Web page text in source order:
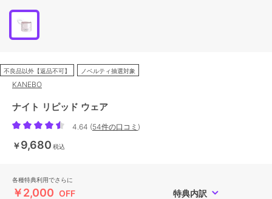
不良品以外【返品不可】 ノベルティ抽選対象
KANEBO
ナイト リピッド ウェア
4.64 (54件の口コミ )
￥9,680 税込
各種特典利用でさらに
￥2,000 OFF 特典内訳